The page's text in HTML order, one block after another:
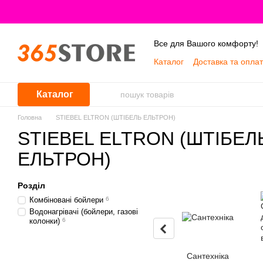
Все для Вашого комфорту!
Каталог
Доставка та
Каталог
Головна STIEBEL ELTRON (ШТІБЕЛЬ ЕЛЬТРОН)
STIEBEL ELTRON
ЕЛЬТРОН)
Сантехніка
Розділ
Комбіновані бойлери 6
Водонагрівачі (бойлери, газові
колонки) 6